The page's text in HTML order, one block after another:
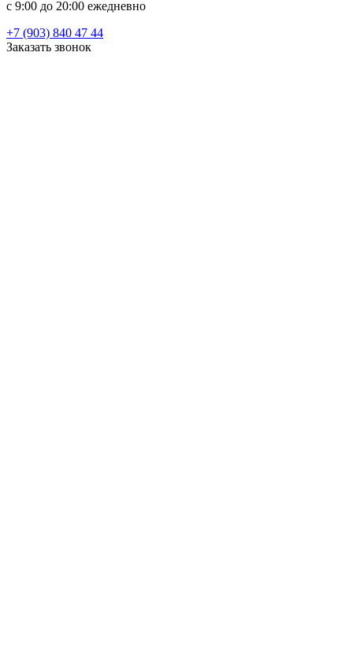
c 9:00 до 20:00 ежедневно
+7 (903) 840 47 44
Заказать звонок